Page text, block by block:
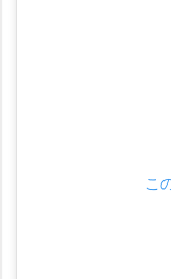
こ